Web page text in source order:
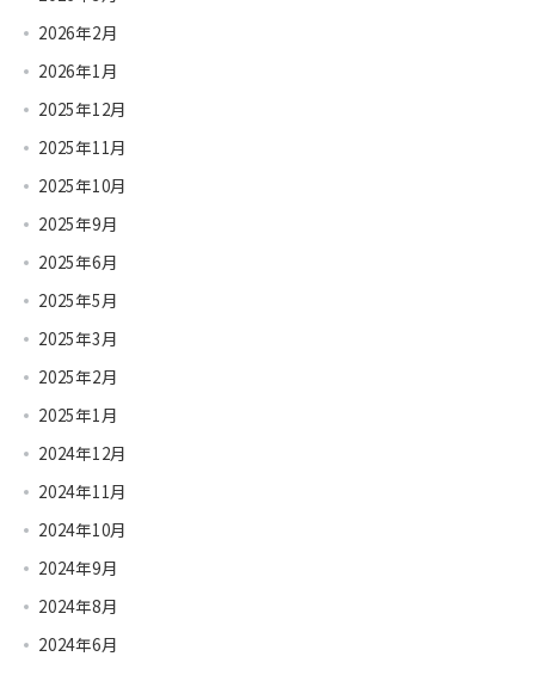
2026年2月
2026年1月
2025年12月
2025年11月
2025年10月
2025年9月
2025年6月
2025年5月
2025年3月
2025年2月
2025年1月
2024年12月
2024年11月
2024年10月
2024年9月
2024年8月
2024年6月